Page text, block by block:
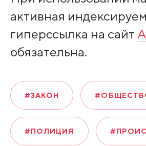
активная
гиперссылка на сайт
обязательна.
#ЗАКОН
#ПОЛИЦИЯ